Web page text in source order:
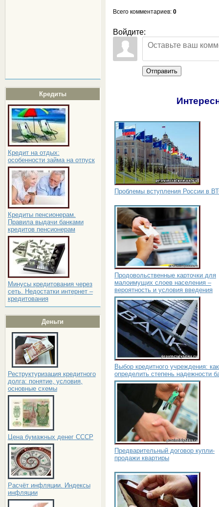
Кредиты
Кредит на отдых:
особенности займа на отпуск
Кредиты пенсионерам.
Правила выдачи банками
кредитов пенсионерам
Минусы кредитования через
сеть. Недостатки интернет –
кредитования
Деньги
Реструктуризация кредитного
долга: понятие, условия,
основные схемы
Цена бумажных денег СССР
Расчёт инфляции. Индексы
инфляции
Всего комментариев: 0
Войдите:
Отправить
Проблемы вступления России в
Продовольственные карточки для
малоимущих слоев населения –
вероятность и условия введения
Выбор кредитного учреждения: как
определить степень надежности
Предварительный договор купли-
продажи квартиры